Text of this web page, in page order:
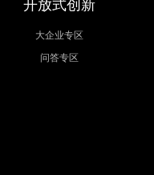
开放式创新
大企业专区
问答专区